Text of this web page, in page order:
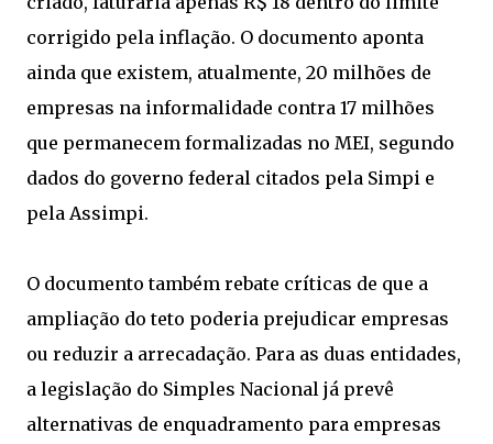
corrigido pela inflação. O documento aponta
ainda que existem, atualmente, 20 milhões de
empresas na informalidade contra 17 milhões
que permanecem formalizadas no MEI, segundo
dados do governo federal citados pela Simpi e
pela Assimpi.
O documento também rebate críticas de que a
ampliação do teto poderia prejudicar empresas
ou reduzir a arrecadação. Para as duas entidades,
a legislação do Simples Nacional já prevê
alternativas de enquadramento para empresas